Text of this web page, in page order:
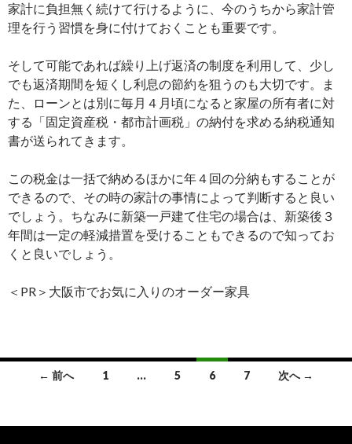
家計に負担無く続けて行けるように、今のうちから家計管
理を行う習慣を身に付けておくことも重要です。
そして可能であれば繰り上げ返済の制度を利用して、少し
でも返済期間を短くし利息の節約を狙うのも大切です。ま
た、ローンとは別に毎月４月頃になると家屋の所有者に対
する「固定資産税・都市計画税」の納付を求める納税通知
書が送られてきます。
この税金は一括で納めるほかに年４回の分納もすることが
できるので、その時の家計の事情によって判断すると良い
でしょう。ちなみに新築一戸建て住宅の場合は、新築後３
年間は一定の軽減措置を受けることもできるので知ってお
くと良いでしょう。
＜PR＞大阪市でお気に入りのオーダー家具
稿
← 前へ 1 … 5 6 7 次へ →